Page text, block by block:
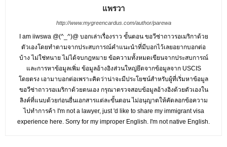
แพรวา
http://www.mygreencardus.com/author/parewa
I am iiwswa @(^_^)@ บอกเล่าเรื่องราว ขั้นตอน ขอวีซ่าถาวรอเมริกาด้วย
ตัวเองโดยทำตามจากประสบการณ์คำแนะนำที่มีบอกไว้เลยอยากบอกต่อ
บ้าง ไม่ใช่ทนาย ไม่ได้จบกฎหมาย ข้อความทั้งหมดเขียนจากประสบการณ์
และการหาข้อมูลเพิ่ม ข้อมูลอ้างอิงส่วนใหญ่ยึดจากข้อมูลจาก USCIS
โดยตรง เอามาบอกต่อเพราะคิดว่าน่าจะมีประโยชน์สำหรับผู้ที่เริ่มหาข้อมูล
ขอวีซ่าถาวรอเมริกาด้วยตนเอง กรุณาตรวจสอบข้อมูลอ้างอิงด้วยตัวเองใน
ลิงค์ที่แนบด้วยก่อนยื่นเอกสารแต่ละขั้นตอน ไม่อนุญาตให้คัดลอกข้อความ
ไปทำการค้า I'm not a lawyer, just 'd like to share my immigrant visa
experience here. Sorry for my improper English. I'm not native English.